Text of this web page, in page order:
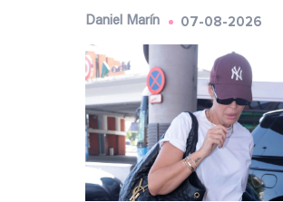
Daniel Marín 07-08-2026